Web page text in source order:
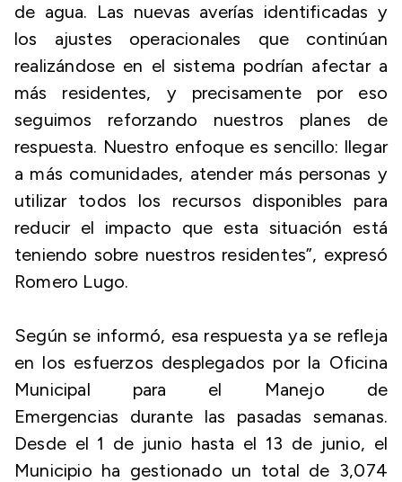
de agua. Las nuevas averías identificadas y
los ajustes operacionales que continúan
realizándose en el sistema podrían afectar a
más residentes, y precisamente por eso
seguimos reforzando nuestros planes de
respuesta. Nuestro enfoque es sencillo: llegar
a más comunidades, atender más personas y
utilizar todos los recursos disponibles para
reducir el impacto que esta situación está
teniendo sobre nuestros residentes”, expresó
Romero Lugo.
Según se informó, esa respuesta ya se refleja
en los esfuerzos desplegados por la Oficina
Municipal para el Manejo de
Emergencias durante las pasadas semanas.
Desde el 1 de junio hasta el 13 de junio, el
Municipio ha gestionado un total de 3,074